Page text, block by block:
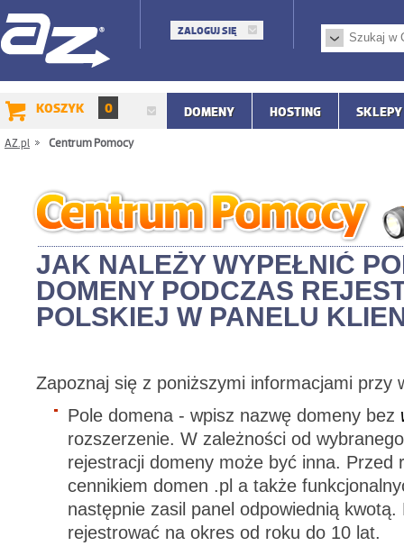
ZALOGUJ SIĘ
KOSZYK 0 DOMENY HOSTING SKLEPY
AZ.pl Centrum Pomocy
JAK NALEŻY WYPEŁNIĆ
DOMENY PODCZAS
POLSKIEJ W PANELU
Zapoznaj się z poniższymi informacjami przy
Pole domena - wpisz nazwę domeny bez
rozszerzenie. W zależności od
rejestracji domeny może być inna. Przed
cennikiem domen .pl a także
następnie zasil panel odpowiednią
rejestrować na okres od roku do 10 lat.